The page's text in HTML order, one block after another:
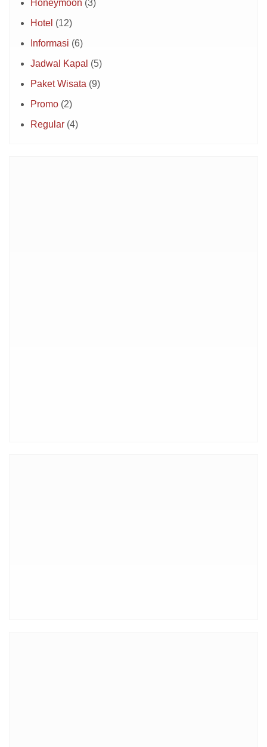
Honeymoon (3)
Hotel (12)
Informasi (6)
Jadwal Kapal (5)
Paket Wisata (9)
Promo (2)
Regular (4)